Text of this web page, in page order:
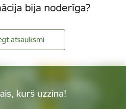
bija noderīga?
atsauksmi
kurš uzzina!